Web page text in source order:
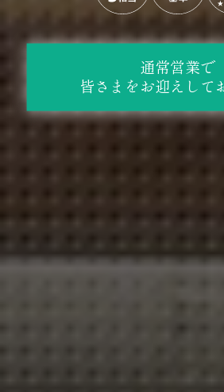
通常営業で
皆さまをお迎えして